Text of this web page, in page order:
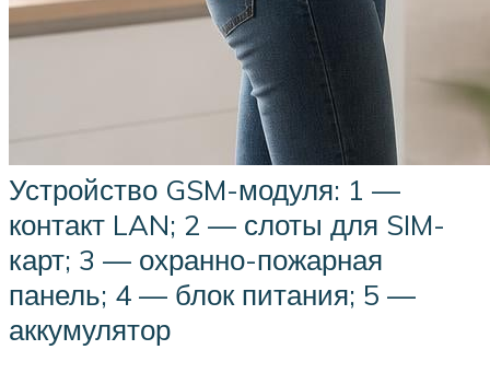
Устройство GSM-модуля: 1 —
контакт LAN; 2 — слоты для SIM-
карт; 3 — охранно-пожарная
панель; 4 — блок питания; 5 —
аккумулятор